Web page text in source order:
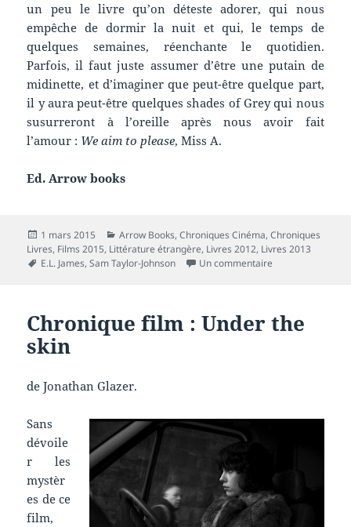
un peu le livre qu’on déteste adorer, qui nous
empêche de dormir la nuit et qui, le temps de
quelques semaines, réenchante le quotidien.
Parfois, il faut juste assumer d’être une putain de
midinette, et d’imaginer que peut-être quelque part,
il y aura peut-être quelques shades of Grey qui nous
susurreront à l’oreille après nous avoir fait
l’amour : We aim to please, Miss A.
Ed. Arrow books
Publié
le
1 mars 2015 Catégories
Arrow Books,Chroniques Cinéma,Chroniques
Livres, Films 2015, Littérature étrangère, Livres 2012, Livres 2013
Mots-
E.L. James,Sam Taylor-Johnson Un commentaire
Chronique film : Under the
skin
de Jonathan Glazer.
Sans
dévoile
r les
mystèr
es de ce
film,